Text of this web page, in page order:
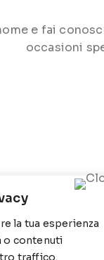
la tua esperienza
o contenuti
traffico.
e fai
occasioni
INFO